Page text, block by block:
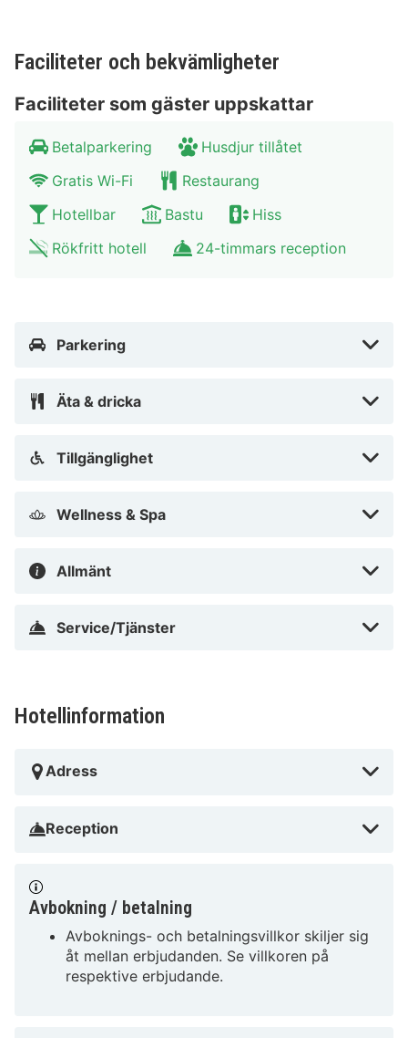
Faciliteter och bekvämligheter
Faciliteter som gäster uppskattar
Betalparkering
Husdjur tillåtet
Gratis Wi-Fi
Restaurang
Hotellbar
Bastu
Hiss
Rökfritt hotell
24-timmars reception
Parkering
Äta & dricka
Tillgänglighet
Wellness & Spa
Allmänt
Service/Tjänster
Hotellinformation
Adress
Reception
Avbokning / betalning
Avboknings- och betalningsvillkor skiljer sig
åt mellan erbjudanden. Se villkoren på
respektive erbjudande.